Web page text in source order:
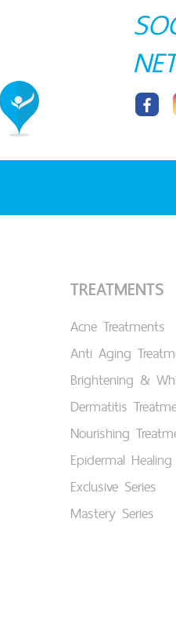
TREATMENTS
Acne Treatments
Anti Aging
Brightening &
Dermatitis
Nourishing
Epidermal
Exclusive Series
Mastery Series